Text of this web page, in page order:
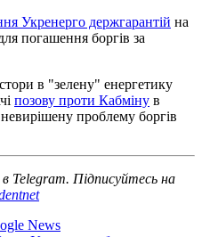
Укренерго держгарантій на
погашення боргів за
в "зелену" енергетику
позову проти Кабміну в
проблему боргів
в Telegram. Підписуйтесь на
News